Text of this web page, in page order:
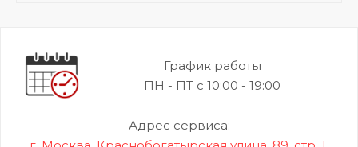
График работы
ПН - ПТ с 10:00 - 19:00
Адрес сервиса: